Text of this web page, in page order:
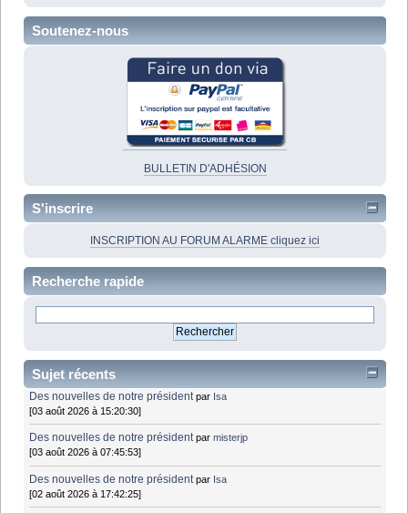
Soutenez-nous
BULLETIN D'ADHÉSION
S'inscrire
INSCRIPTION AU FORUM ALARME cliquez ici
Recherche rapide
Sujet récents
Des nouvelles de notre président par Isa
[03 août 2026 à 15:20:30]
Des nouvelles de notre président parmisterjp
[03 août 2026 à 07:45:53]
Des nouvelles de notre président par Isa
[02 août 2026 à 17:42:25]